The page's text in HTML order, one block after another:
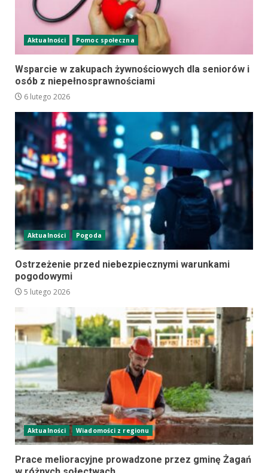
Aktualności Pomoc społeczna
Wsparcie w zakupach żywnościowych dla seniorów i
osób z niepełnosprawnościami
6 lutego 2026
Aktualności Pogoda
Ostrzeżenie przed niebezpiecznymi warunkami
pogodowymi
5 lutego 2026
Aktualności Wiadomości z regionu
Prace melioracyjne prowadzone przez gminę Żagań